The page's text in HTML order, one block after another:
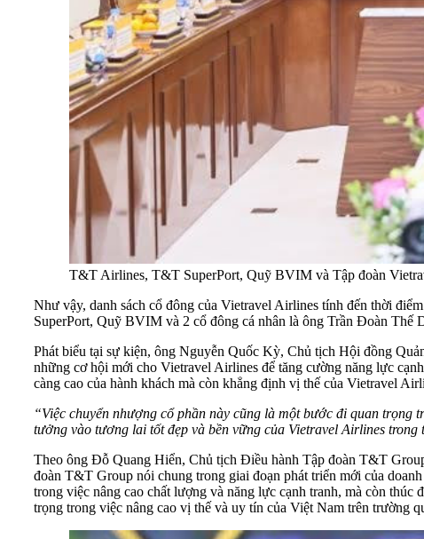
T&T Airlines, T&T SuperPort, Quỹ BVIM và Tập đoàn
Như vậy, danh sách cổ đông của Vietravel Airlines tính đến thời
SuperPort, Quỹ BVIM và 2 cổ đông cá nhân là ông Trần Đoàn Thế
Phát biểu tại sự kiện, ông Nguyễn Quốc Kỳ, Chủ tịch Hội đồng
những cơ hội mới cho Vietravel Airlines để tăng cường năng lực
càng cao của hành khách mà còn khẳng định vị thế của Vietravel
“Việc chuyển nhượng cổ phần này cũng là một bước đi quan
tưởng vào tương lai tốt đẹp và bền vững của Vietravel Airlines trong
Theo ông Đỗ Quang Hiển, Chủ tịch Điều hành Tập đoàn T&T
đoàn T&T Group nói chung trong giai đoạn phát triển mới của
trong việc nâng cao chất lượng và năng lực cạnh tranh, mà còn
trọng trong việc nâng cao vị thế và uy tín của Việt Nam trên trường